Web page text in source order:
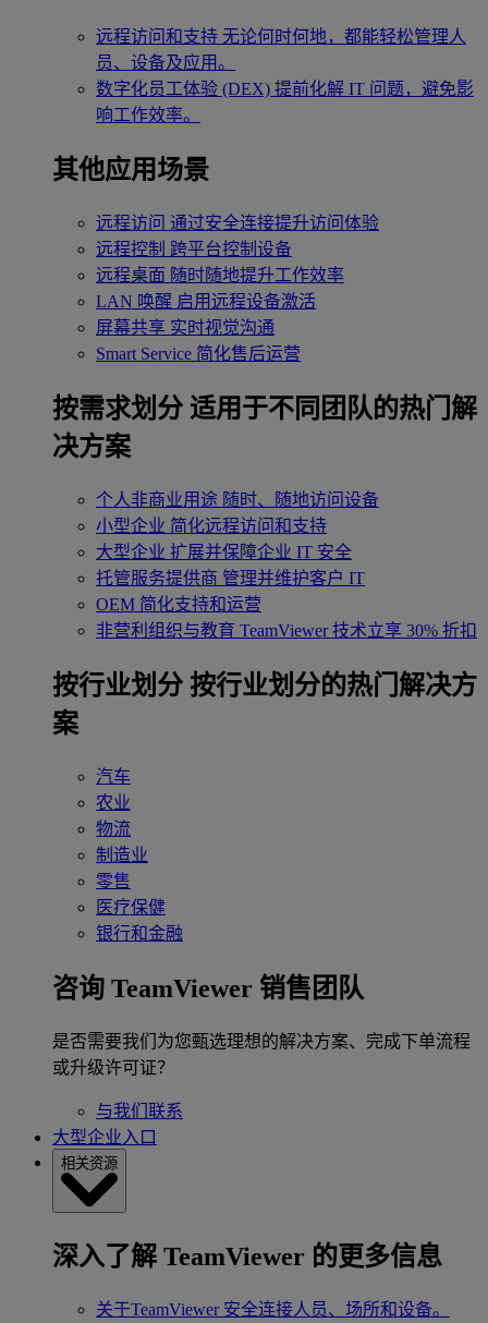
远程访问和支持 无论何时何地，都能轻松管理人
员、设备及应用。
数字化员工体验 (DEX) 提前化解 IT 问题，避免影
响工作效率。
其他应用场景
远程访问 通过安全连接提升访问体验
远程控制 跨平台控制设备
远程桌面 随时随地提升工作效率
LAN 唤醒 启用远程设备激活
屏幕共享 实时视觉沟通
Smart Service 简化售后运营
按需求划分 适用于不同团队的热门解
决方案
个人非商业用途 随时、随地访问设备
小型企业 简化远程访问和支持
大型企业 扩展并保障企业 IT 安全
托管服务提供商 管理并维护客户 IT
OEM 简化支持和运营
非营利组织与教育 TeamViewer 技术立享 30% 折扣
‌按行业划分 按行业划分的热门解决方
案
汽车
农业
物流
制造业
零售
医疗保健
银行和金融
咨询 TeamViewer 销售团队
是否需要我们为您甄选理想的解决方案、完成下单流程
或升级许可证？
与我们联系
大型企业入口
相关资源
深入了解 TeamViewer 的更多信息
关于TeamViewer 安全连接人员、场所和设备。